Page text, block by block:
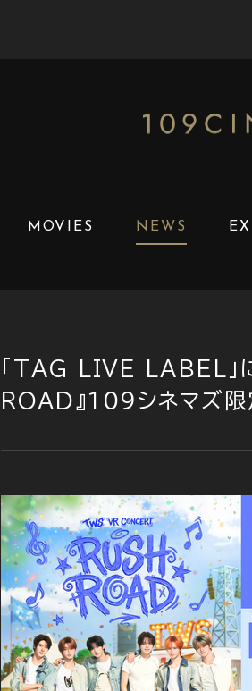
MOVIES NEWS
「TAG LIVE LABEL」
ROAD』１０９シネマズ